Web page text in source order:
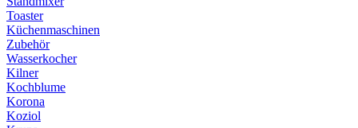
Toaster
Küchenmaschinen
Zubehör
Wasserkocher
Kilner
Kochblume
Korona
Koziol